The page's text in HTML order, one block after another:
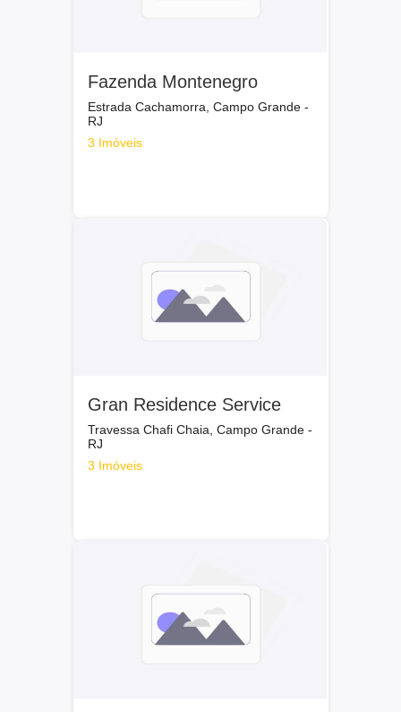
Fazenda Montenegro
Estrada Cachamorra, Campo Grande -
RJ
3 Imóveis
Gran Residence Service
Travessa Chafi Chaia, Campo Grande -
RJ
3 Imóveis